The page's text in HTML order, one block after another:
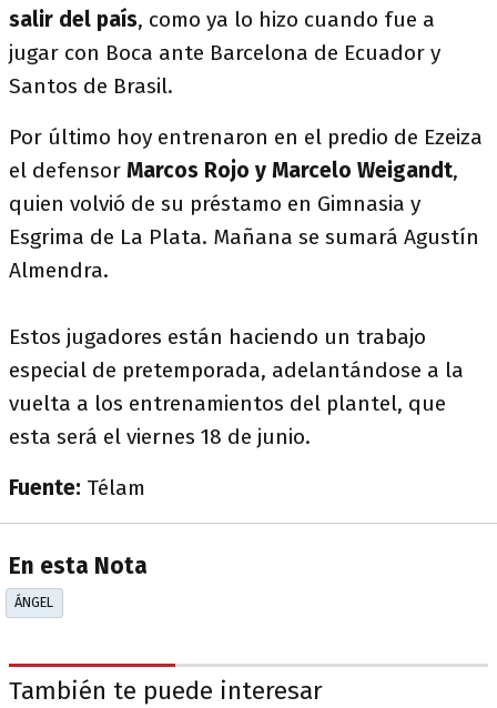
salir del país, como ya lo hizo cuando fue a
jugar con Boca ante Barcelona de Ecuador y
Santos de Brasil.
Por último hoy entrenaron en el predio de Ezeiza
el defensor Marcos Rojo y Marcelo Weigandt,
quien volvió de su préstamo en Gimnasia y
Esgrima de La Plata. Mañana se sumará Agustín
Almendra.
Estos jugadores están haciendo un trabajo
especial de pretemporada, adelantándose a la
vuelta a los entrenamientos del plantel, que
esta será el viernes 18 de junio.
Fuente: Télam
En esta Nota
ÁNGEL
También te puede interesar